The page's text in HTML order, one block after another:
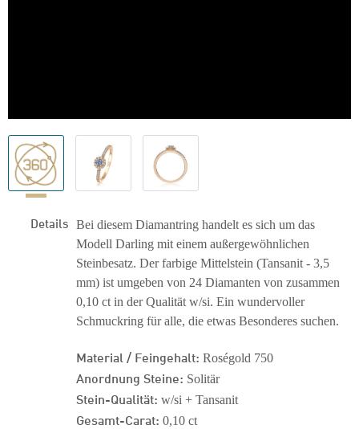
Details Bei diesem Diamantring handelt es sich um das
Modell Darling mit einem außergewöhnlichen
Steinbesatz. Der farbige Mittelstein (Tansanit - 3,5
mm) ist umgeben von 24 Diamanten von zusammen
0,10 ct in der Qualität w/si. Ein wundervoller
Schmuckring für alle, die etwas Besonderes suchen.
Material / Feingehalt: Roségold 750
Anordnung Steine: Solitär
Stein-Qualität: w/si + Tansanit
Gesamt-Carat: 0,10 ct